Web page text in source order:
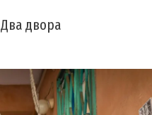
Два двора